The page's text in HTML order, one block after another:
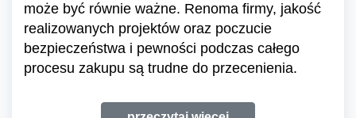
może być równie ważne. Renoma firmy, jakość
realizowanych projektów oraz poczucie
bezpieczeństwa i pewności podczas całego
procesu zakupu są trudne do przecenienia.